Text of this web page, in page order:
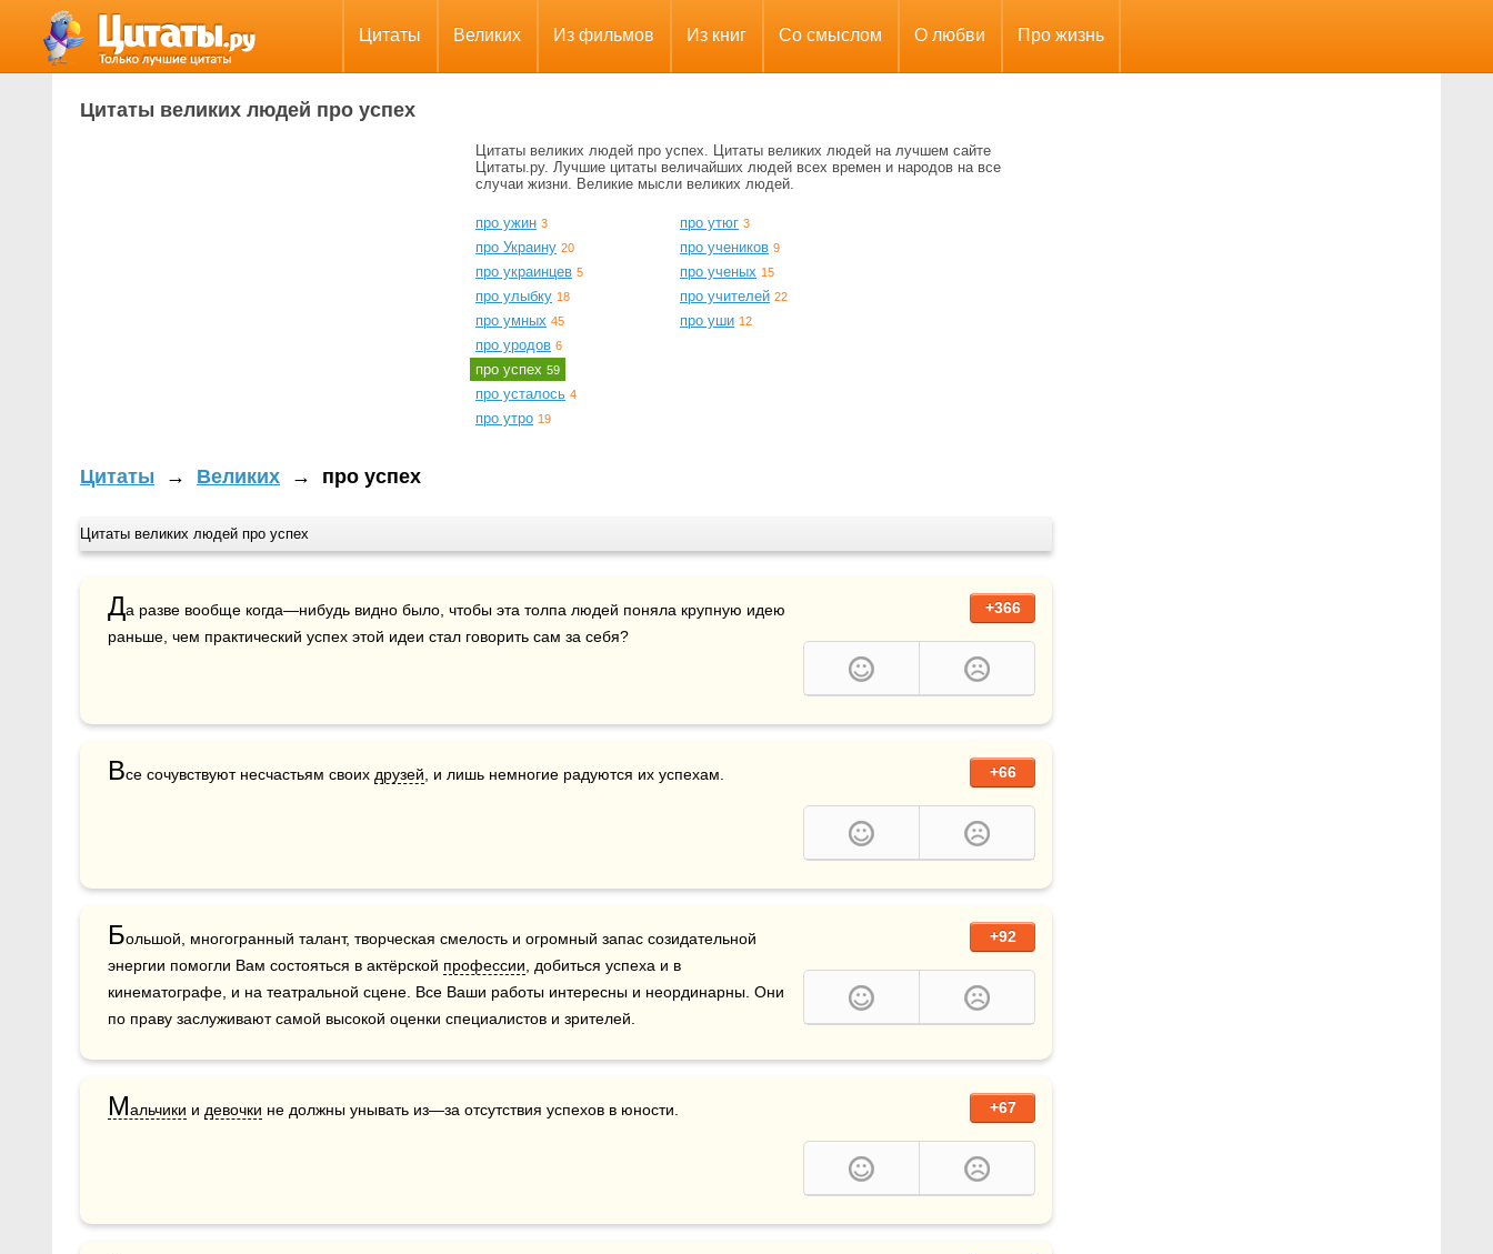
Цитаты Великих Из фильмов Из книг Со смыслом О любви Про жизнь
Цитаты великих людей про успех
Цитаты великих людей про успех. Цитаты великих людей на лучшем сайте
Цитаты.ру. Лучшие цитаты величайших людей всех времен и народов на все
случаи жизни. Великие мысли великих людей.
про ужин 3
про Украину 20
про украинцев 5
про улыбку 18
про умных 45
про уродов 6
про успех 59
про усталось 4
про утро 19
про утюг 3
про учеников 9
про ученых 15
про учителей 22
про уши 12
Цитаты → Великих → про успех
Цитаты великих людей про успех
+366
Да разве вообще когда—нибудь видно было, чтобы эта толпа людей поняла крупную идею
раньше, чем практический успех этой идеи стал говорить сам за себя?
+66
Все сочувствуют несчастьям своих друзей , и лишь немногие радуются их успехам.
+92
Большой, многогранный талант, творческая смелость и огромный запас созидательной
энергии помогли Вам состояться в актёрской профессии , добиться успеха и в
кинематографе, и на театральной сцене. Все Ваши работы интересны и неординарны. Они
по праву заслуживают самой высокой оценки специалистов и зрителей.
+67
Мальчики и девочки не должны унывать из—за отсутствия успехов в юности.